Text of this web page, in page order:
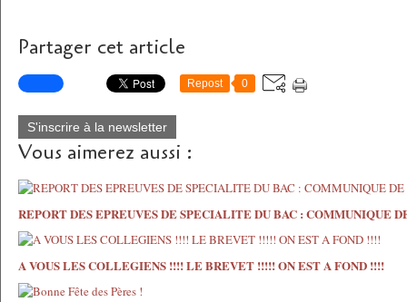
Partager cet article
Repost 0
S'inscrire à la newsletter
Vous aimerez aussi :
REPORT DES EPREUVES DE SPECIALITE DU BAC : COMMUNIQUE
A VOUS LES COLLEGIENS !!!! LE BREVET !!!!! ON EST A FOND !!!!